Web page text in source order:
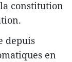
constitution
depuis
en